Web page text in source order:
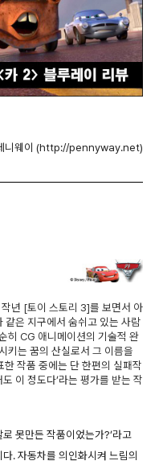
니웨이 (http://pennyway.net)
작년 [토이 스토리 3]를 보면서 아
같은 지구에서 숨쉬고 있는 사람
히 CG 애니메이션의 기술적 완
키는 꿈의 산실로서 그 이름을
작품 중에는 단 한편의 실패작
이 정도다’라는 평가를 받는 작
못만든 작품이었는가?’라고
. 자동차를 의인화시켜 느림의